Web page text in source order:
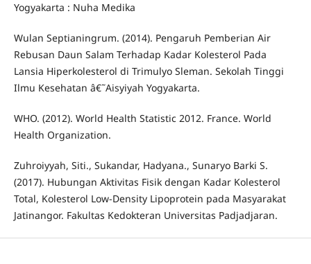
Yogyakarta : Nuha Medika
Wulan Septianingrum. (2014). Pengaruh Pemberian Air
Rebusan Daun Salam Terhadap Kadar Kolesterol Pada
Lansia Hiperkolesterol di Trimulyo Sleman. Sekolah Tinggi
Ilmu Kesehatan â€˜Aisyiyah Yogyakarta.
WHO. (2012). World Health Statistic 2012. France. World
Health Organization.
Zuhroiyyah, Siti., Sukandar, Hadyana., Sunaryo Barki S.
(2017). Hubungan Aktivitas Fisik dengan Kadar Kolesterol
Total, Kolesterol Low-Density Lipoprotein pada Masyarakat
Jatinangor. Fakultas Kedokteran Universitas Padjadjaran.